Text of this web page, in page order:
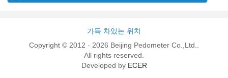
가득 차있는 위치
Copyright © 2012 - 2026 Beijing Pedometer Co.,Ltd..
All rights reserved.
Developed by ECER